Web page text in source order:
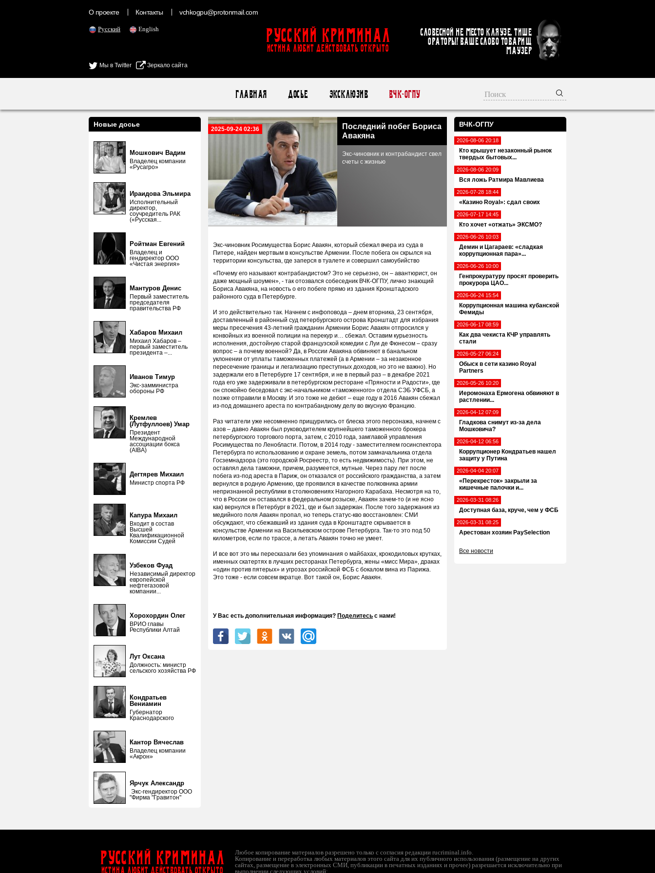
О проекте Контакты vchkogpu@protonmail.com
Русский English
Мы в Twitter Зеркало сайта
Русский Криминал
ИСТИНА ЛЮБИТ ДЕЙСТВОВАТЬ ОТКРЫТО
Словесной не место кляузе. Тише
ораторы! Ваше слово товарищ
Маузер
Главная Досье Эксклюзив ВЧК-ОГПУ
ВЧК-ОГПУ
2026-08-06 20:18
Кто крышует незаконный рынок
твердых бытовых...
2026-08-06 20:09
Вся ложь Ратмира Мавлиева
2026-07-28 18:44
«Казино Royal»: сдал своих
2026-07-17 14:45
Кто хочет «отжать» ЭКСМО?
2026-06-26 10:03
Демин и Цагараев: «сладкая
коррупционная пара»...
2026-06-26 10:00
Генпрокуратуру просят проверить
прокурора ЦАО...
2026-06-24 15:54
Коррупционная машина кубанской
Фемиды
2026-06-17 08:59
Как два чекиста КЧР управлять
стали
2026-05-27 06:24
Обыск в сети казино Royal
Partners
2026-05-26 10:20
Иеромонаха Ермогена обвиняют в
растлении...
2026-04-12 07:09
Гладкова снимут из-за дела
Мошковича?
2026-04-12 06:56
Коррупционер Кондратьев нашел
защиту у Путина
2026-04-04 20:07
«Перекресток» закрыли за
кишечные палочки и...
2026-03-31 08:26
Доступная база, круче, чем у ФСБ
2026-03-31 08:25
Арестован хозяин PaySelection
Все новости
Новые досье
Мошкович Вадим
Владелец компании
«Русагро»
Ираидова Эльмира
Исполнительный
директор,
соучредитель РАК
(«Русская...
Ройтман Евгений
Владелец и
гендиректор ООО
«Чистая энергия»
Мантуров Денис
Первый заместитель
председателя
правительства РФ
Хабаров Михаил
Михаил Хабаров –
первый заместитель
президента –...
Иванов Тимур
Экс-замминистра
обороны РФ
Кремлев
(Лутфуллоев) Умар
Президент
Международной
ассоциации бокса
(AIBA)
Дегтярев Михаил
Министр спорта РФ
Капура Михаил
Входит в состав
Высшей
Квалификационной
Комиссии Судей
Узбеков Фуад
Независимый директор
европейской
нефтегазовой
компании...
Хорохордин Олег
ВРИО главы
Республики Алтай
Лут Оксана
Должность: министр
сельского хозяйства РФ
Кондратьев
Вениамин
Губернатор
Краснодарского
Кантор Вячеслав
Владелец компании
«Акрон»
Ярчук Александр
Экс-гендиректор ООО
"Фирма "Гравитон"
2025-09-24 02:36
Последний побег Бориса
Авакяна
Экс-чиновник и контрабандист свел
счеты с жизнью
Экс-чиновник Росимущества Борис Авакян, который сбежал вчера из суда в
Питере, найден мертвым в консульстве Армении. После побега он скрылся на
территории консульства, где заперся в туалете и совершил самоубийство
«Почему его называют контрабандистом? Это не серьезно, он – авантюрист, он
даже мощный шоумен», - так отозвался собеседник ВЧК-ОГПУ, лично знающий
Бориса Авакяна, на новость о его побеге прямо из здания Кронштадского
районного суда в Петербурге.
И это действительно так. Начнем с инфоповода – днем вторника, 23 сентября,
доставленный в районный суд петербургского острова Кронштадт для избрания
меры пресечения 43-летний гражданин Армении Борис Авакян отпросился у
конвойных из военной полиции на перекур и… сбежал. Оставим курьезность
исполнения, достойную старой французской комедии с Луи де Фюнесом – сразу
вопрос – а почему военной? Да, в России Авакяна обвиняют в банальном
уклонении от уплаты таможенных платежей (а в Армении – за незаконное
пересечение границы и легализацию преступных доходов, но это не важно). Но
задержали его в Петербурге 17 сентября, и не в первый раз – в декабре 2021
года его уже задерживали в петербургском ресторане «Пряности и Радости», где
он спокойно беседовал с экс-начальником «таможенного» отдела СЭБ УФСБ, а
позже отправили в Москву. И это тоже не дебют – еще году в 2016 Авакян сбежал
из-под домашнего ареста по контрабандному делу во вкусную Францию.
Раз читатели уже несомненно прищурились от блеска этого персонажа, начнем с
азов – давно Авакян был руководителем крупнейшего таможенного брокера
петербургского торгового порта, затем, с 2010 года, замглавой управления
Росимущества по Ленобласти. Потом, в 2014 году - заместителяем госинспектора
Петербурга по использованию и охране земель, потом замначальника отдела
Госземнадзора (это городской Росреестр, то есть недвижимость). При этом, не
оставлял дела таможни, причем, разумеется, мутные. Через пару лет после
побега из-под ареста в Париж, он отказался от российского гражданства, а затем
вернулся в родную Армению, где проявился в качестве полковника армии
непризнанной республики в столкновениях Нагорного Карабаха. Несмотря на то,
что в России он оставался в федеральном розыске, Авакян зачем-то (и не ясно
как) вернулся в Петербург в 2021, где и был задержан. После того задержания из
медийного поля Авакян пропал, но теперь статус-кво восстановлен: СМИ
обсуждают, что сбежавший из здания суда в Кронштадте скрывается в
консульстве Армении на Васильевском острове Петербурга. Так-то это под 50
километров, если по трассе, а летать Авакян точно не умеет.
И все вот это мы пересказали без упоминания о майбахах, крокодиловых крутках,
именных скатертях в лучших ресторанах Петербурга, жены «мисс Мира», драках
«один против пятерых» и угрозах российской ФСБ с бокалом вина из Парижа.
Это тоже - если совсем вкратце. Вот такой он, Борис Авакян.
У Вас есть дополнительная информация? Поделитесь с нами!
Русский Криминал
ИСТИНА ЛЮБИТ ДЕЙСТВОВАТЬ ОТКРЫТО
Любое копирование материалов разрешено только с согласия редакции rucriminal.info.
Копирование и переработка любых материалов этого сайта для их публичного использования (размещение на других
сайтах, размещение в электронных СМИ, публикации в печатных изданиях и прочее) разрешается исключительно при
выполнении следующих условий: